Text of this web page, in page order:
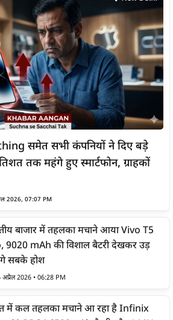
समेत सभी कंपनियों ने दिए बड़े
तक महंगे हुए स्मार्टफोन, ग्राहकों
2026, 07:07 PM
बाजार में तहलका मचाने आया Vivo T5
9020 mAh की विशाल बैटरी देखकर उड़
सबके होश
अप्रैल 2026 • 06:28 PM
में कल तहलका मचाने आ रहा है Infinix